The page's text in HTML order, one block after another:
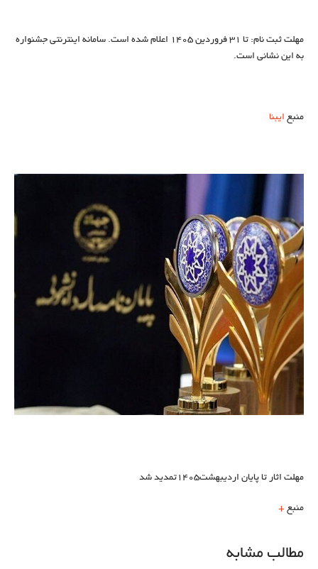
مهلت ثبت نام: تا ۳۱ فروردین
اعلام شده است. سامانه اینترنتی جشنواره
به این نشانی است.
منبع ایبنا
مهلت اثار تا پایان اردیبهشت1405تمدید شد
منبع +
مطالب مشابه